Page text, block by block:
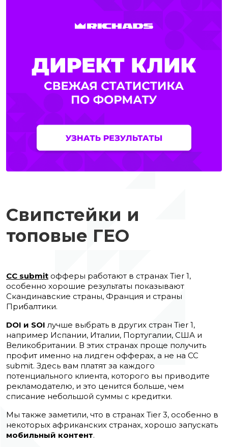
Свипстейки и
топовые ГЕО
CC submit офферы работают в странах Tier 1,
особенно хорошие результаты показывают
Скандинавские страны, Франция и страны
Прибалтики.
DOI и SOI лучше выбрать в других стран Tier 1,
например Испании, Италии, Португалии, США и
Великобритании. В этих странах проще получить
профит именно на лидген офферах, а не на CC
submit. Здесь вам платят за каждого
потенциального клиента, которого вы приводите
рекламодателю, и это ценится больше, чем
списание небольшой суммы с кредитки.
Мы также заметили, что в странах Tier 3, особенно в
некоторых африканских странах, хорошо запускать
мобильный контент.